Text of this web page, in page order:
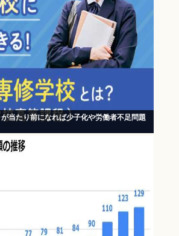
当たり前になれば少子化や労働者不足問題